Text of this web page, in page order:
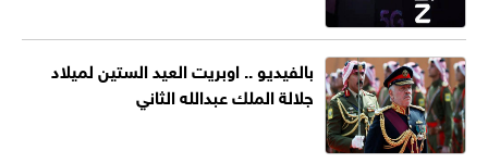
بالفيديو .. اوبريت العيد الستين لميلاد
جلالة الملك عبدالله الثاني